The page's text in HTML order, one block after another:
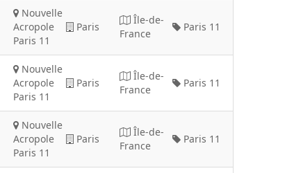
Nouvelle
Acropole
Paris 11
Paris
Île-de-
France
Paris 11
Nouvelle
Acropole
Paris 11
Paris
Île-de-
France
Paris 11
Nouvelle
Acropole
Paris 11
Paris
Île-de-
France
Paris 11